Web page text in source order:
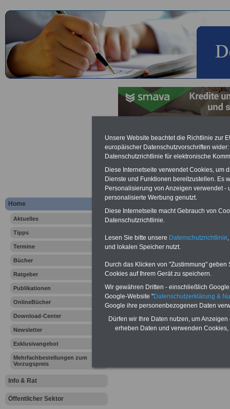
Home
Aktuelles
Tipps
Termine
Bücher
Ratgeber
Publikationen
OnlineBücher
Download-Center
Newsletter
Exklusivangebot
Mehrfachbestellungen zum
Vorzugspreis
Info & Rat
Öffentlicher Sektor
Zusatzversicherung
Werbung mit Banner bzw.
Schon zum Festpreis von 250
Monate können Sie einen
Websitefrauen-im-
Interesse, einfach dieses
Ihre Wünsche!
Lexikon für
Hier bieten wir ein umfangsreiches
erläutern wir
Zusatzversicherung
Unsere Website beachtet die Richtlinie zur
europäischer Datenschutzvorschriften
Datenschutzrichtlinie für elektronische
Diese Internetseite verwendet Cookies, um
Dienste und Funktionen bereitzustellen. Es
Personalisierung von Anzeigen verwendet
personalisierte Werbung genutzt.
Diese Internetseite macht Gebrauch von
Datenschutzrichtlinie.
Lesen Sie bitte unsere Datenschutzrichtlinie
und lokalen Speicher nutzt.
Durch das Klicken von "Zustimmung"
Cookies auf Ihrem Gerät zu speichern.
Wir gewähren Dritten - einschließlich
Google-Website "Datenschutzerklärung &
Google ihre personenbezogenen Daten
Dürfen wir Ihre Daten nutzen, um
erheben Daten und verwenden